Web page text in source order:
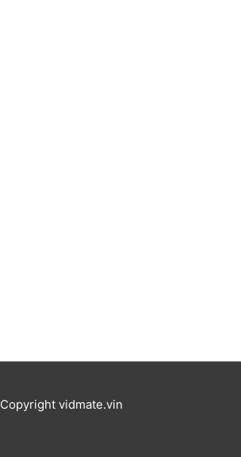
Copyright vidmate.vin